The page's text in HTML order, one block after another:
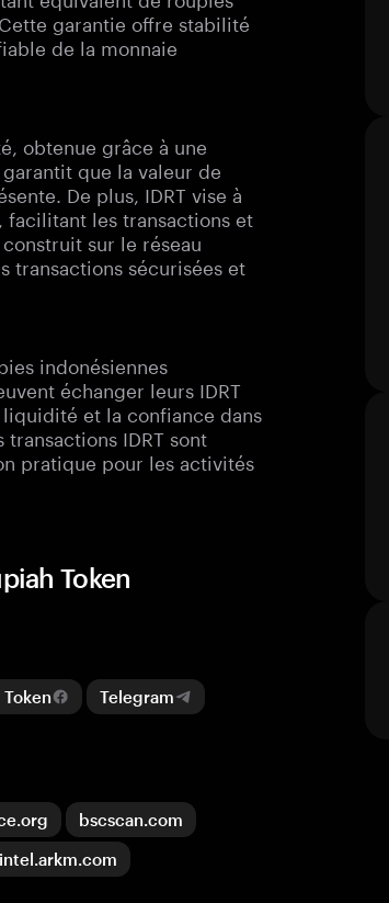
garantie offre stabilité
de la monnaie
obtenue grâce à une
que la valeur de
De plus, IDRT vise à
les transactions et
sur le réseau
transactions sécurisées et
indonésiennes
échanger leurs IDRT
et la confiance dans
IDRT sont
pratique pour les activités
Token
Telegram
bscscan.com
intel.arkm.com